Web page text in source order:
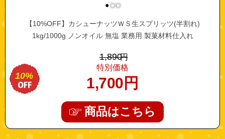
●●●
【10%OFF】カシューナッツＷＳ生スプリッツ(半割れ)
1kg/1000g ノンオイル 無塩 業務用 製菓材料仕入れ
1,890円
特別価格
1,700 円
10%
商品はこちら